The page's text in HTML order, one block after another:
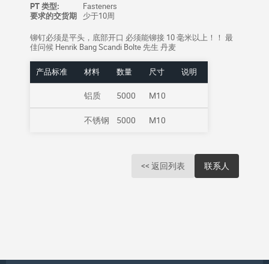
PT 类型:
Fasteners
要求的交货期
少于10周
铆钉必须是平头，底部开口 必须能铆接 10 毫米以上！！ 最
佳问候 Henrik Bang Scandi Bolte 先生 丹麦
产品标准 材料 数量 尺寸 说明
铝质 5000 M10
不锈钢 5000 M10
<< 返回列表 联系人